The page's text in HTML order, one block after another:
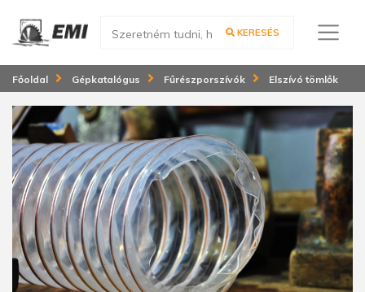
KERESÉS
Főoldal Gépkatalógus Fűrészporszívók Elszívó tömlők